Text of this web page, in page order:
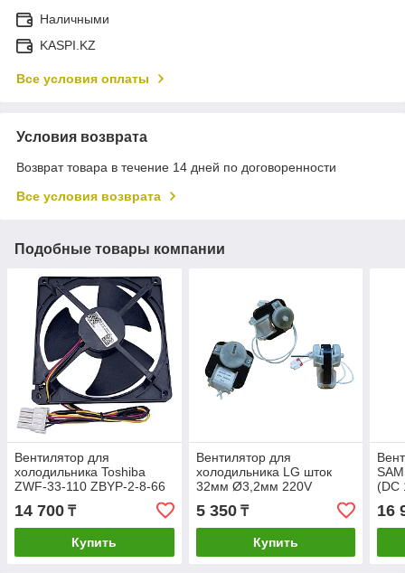
Наличными
KASPI.KZ
Все условия оплаты
Условия возврата
Возврат товара в течение 14 дней по договоренности
Все условия возврата
Подобные товары компании
Вентилятор для
холодильника Toshiba
ZWF-33-110 ZBYP-2-8-66
DC12V 2W
14 700 ₸
Купить
Вентилятор для
холодильника LG шток
32мм Ø3,2мм 220V
4680JB1034G
5 350₸
Купить
(DC
16